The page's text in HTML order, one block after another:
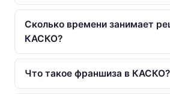
Сколько времени занимает
КАСКО?
Что такое франшиза в КАСКО?